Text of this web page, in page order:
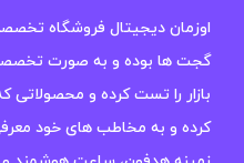
اوزمان دیجیتال فروشگاه
گجت ها بوده و به صورت
بازار را تست کرده و محصولاتی
کرده و به مخاطب های خود